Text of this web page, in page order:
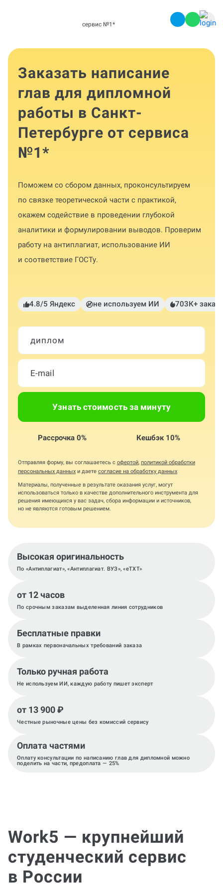
сервис №1 *
Заказать написание
глав для дипломной
работы в Санкт-
Петербурге от сервиса
№1*
Поможем со сбором данных, проконсультируем
по связке теоретической части с практикой,
окажем содействие в проведении глубокой
аналитики и формулировании выводов. Проверим
работу на антиплагиат, использование ИИ
и соответствие ГОСТу.
4.8/5 Яндекс не используем ИИ 703К+
диплом
Узнать стоимость за минуту
Рассрочка 0% Кешбэк 10%
Отправляя форму, вы соглашаетесь с офертой, политикой обработки
персональных данных и даете согласие на обработку данных
Материалы, полученные в результате оказания услуг, могут
использоваться только в качестве дополнительного инструмента для
решения имеющихся у вас задач, сбора информации и источников,
но не являются готовым решением.
Высокая оригинальность
По «Антиплагиат», «Антиплагиат. ВУЗ», «eTXT»
от 12 часов
По срочным заказам выделенная линия сотрудников
Бесплатные правки
В рамках первоначальных требований заказа
Только ручная работа
Не используем ИИ, каждую работу пишет эксперт
от 13 900 ₽
Честные рыночные цены без комиссий сервису
Оплата частями
Оплату консультации по написанию глав для дипломной можно
поделить на части, предоплата — 25%
Work5 — крупнейший
студенческий сервис
в России